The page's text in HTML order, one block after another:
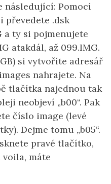
následující: Pomocí
převedete .dsk
a ty si pojmenujete
atakdál, až 099.IMG.
si vytvoříte adresář
nahrajete. Na
tlačítka najednou tak
neobjeví „b00“. Pak
číslo image (levé
Dejme tomu „b05“.
pravé tlačítko,
máte